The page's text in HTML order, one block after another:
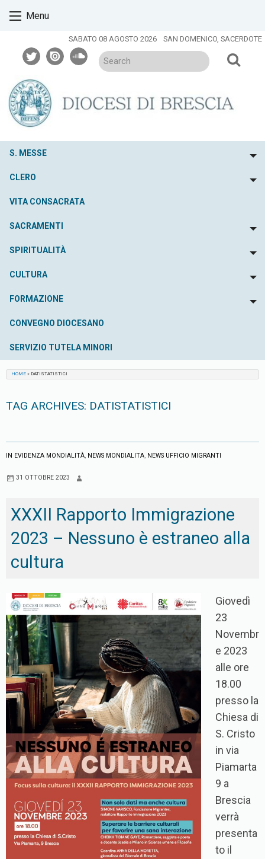
Menu
SABATO 08 AGOSTO 2026 SAN DOMENICO, SACERDOTE
twitterissuusoundcloud
S. MESSE
CLERO
VITA CONSACRATA
SACRAMENTI
SPIRITUALITÀ
CULTURA
FORMAZIONE
CONVEGNO DIOCESANO
SERVIZIO TUTELA MINORI
HOME » DATISTATISTICI
TAG ARCHIVES: DATISTATISTICI
IN EVIDENZA MONDIALITÀ, NEWS MONDIALITA, NEWS UFFICIO MIGRANTI
31 OTTOBRE 2023
XXXII Rapporto Immigrazione
2023 – Nessuno è estraneo alla
cultura
Giovedì
23
Novembr
e 2023
alle ore
18.00
presso la
Chiesa di
S. Cristo
in via
Piamarta
9 a
Brescia
verrà
presenta
to il